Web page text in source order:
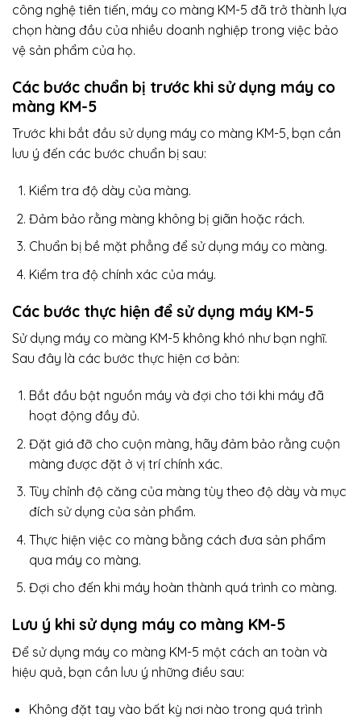
công nghệ tiên tiến, máy co màng KM-5 đã trở thành lựa
chọn hàng đầu của nhiều doanh nghiệp trong việc bảo
vệ sản phẩm của họ.
Các bước chuẩn bị trước khi sử dụng máy co
màng KM-5
Trước khi bắt đầu sử dụng máy co màng KM-5, bạn cần
lưu ý đến các bước chuẩn bị sau:
Kiểm tra độ dày của màng.
Đảm bảo rằng màng không bị giãn hoặc rách.
Chuẩn bị bề mặt phẳng để sử dụng máy co màng.
Kiểm tra độ chính xác của máy.
Các bước thực hiện để sử dụng máy KM-5
Sử dụng máy co màng KM-5 không khó như bạn nghĩ.
Sau đây là các bước thực hiện cơ bản:
Bắt đầu bật nguồn máy và đợi cho tới khi máy đã
hoạt động đầy đủ.
Đặt giá đỡ cho cuộn màng, hãy đảm bảo rằng cuộn
màng được đặt ở vị trí chính xác.
Tùy chỉnh độ căng của màng tùy theo độ dày và mục
đích sử dụng của sản phẩm.
Thực hiện việc co màng bằng cách đưa sản phẩm
qua máy co màng.
Đợi cho đến khi máy hoàn thành quá trình co màng.
Lưu ý khi sử dụng máy co màng KM-5
Để sử dụng máy co màng KM-5 một cách an toàn và
hiệu quả, bạn cần lưu ý những điều sau:
Không đặt tay vào bất kỳ nơi nào trong quá trình